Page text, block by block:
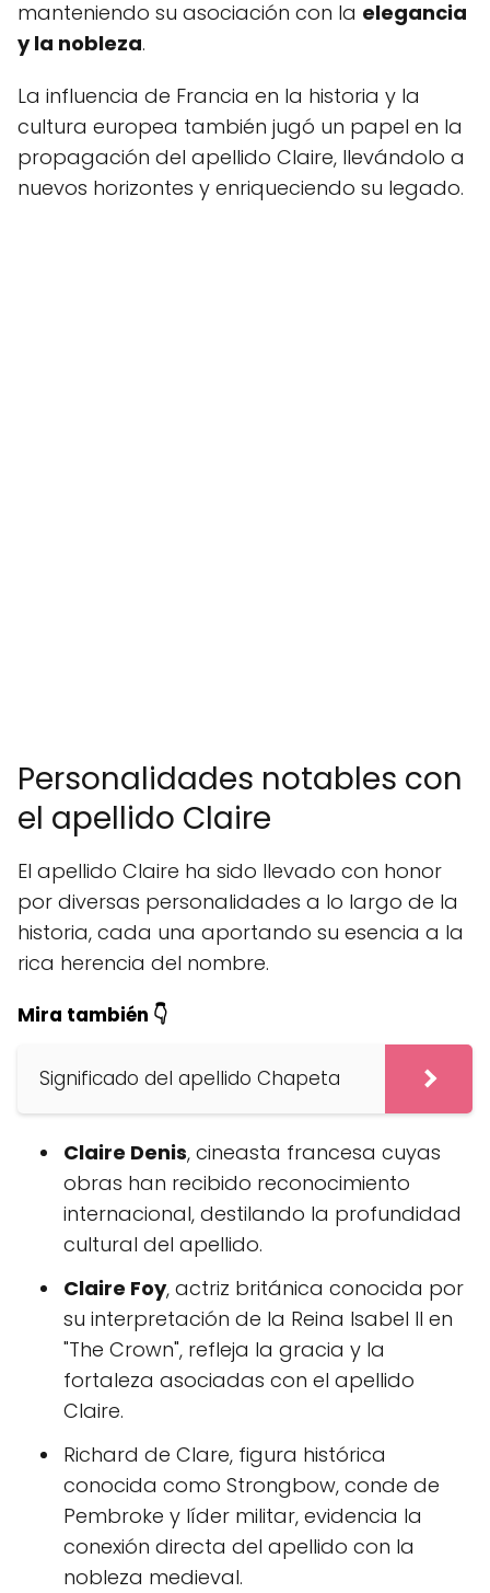
manteniendo su asociación con la elegancia
y la nobleza.
La influencia de Francia en la historia y la
cultura europea también jugó un papel en la
propagación del apellido Claire, llevándolo a
nuevos horizontes y enriqueciendo su legado.
Personalidades notables con
el apellido Claire
El apellido Claire ha sido llevado con honor
por diversas personalidades a lo largo de la
historia, cada una aportando su esencia a la
rica herencia del nombre.
Mira también 👇
Significado del apellido Chapeta
Claire Denis, cineasta francesa cuyas
obras han recibido reconocimiento
internacional, destilando la profundidad
cultural del apellido.
Claire Foy, actriz británica conocida por
su interpretación de la Reina Isabel II en
"The Crown", refleja la gracia y la
fortaleza asociadas con el apellido
Claire.
Richard de Clare, figura histórica
conocida como Strongbow, conde de
Pembroke y líder militar, evidencia la
conexión directa del apellido con la
nobleza medieval.